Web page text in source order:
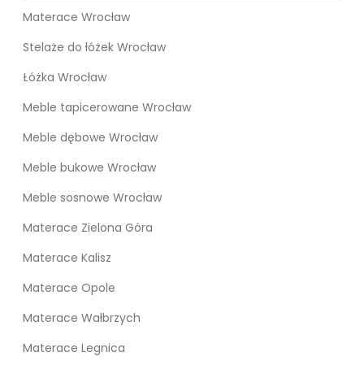
Materace Wrocław
Stelaże do łóżek Wrocław
Łóżka Wrocław
Meble tapicerowane Wrocław
Meble dębowe Wrocław
Meble bukowe Wrocław
Meble sosnowe Wrocław
Materace Zielona Góra
Materace Kalisz
Materace Opole
Materace Wałbrzych
Materace Legnica